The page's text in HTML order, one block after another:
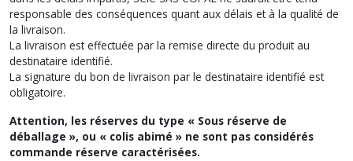
responsable des conséquences quant aux délais et à la qualité de
la livraison.
La livraison est effectuée par la remise directe du produit au
destinataire identifié.
La signature du bon de livraison par le destinataire identifié est
obligatoire.
Attention, les réserves du type « Sous réserve de
déballage », ou « colis abimé » ne sont pas considérés
commande réserve caractérisées.